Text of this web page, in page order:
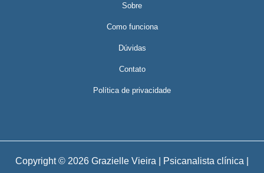
Sobre
Como funciona
Dúvidas
Contato
Política de privacidade
Copyright © 2026 Grazielle Vieira | Psicanalista clínica |